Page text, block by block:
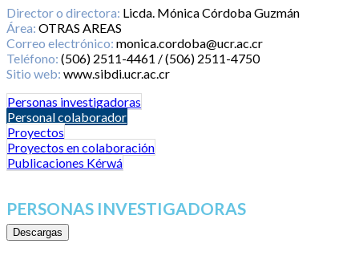
Director o directora: Licda. Mónica Córdoba Guzmán
Área: OTRAS AREAS
Correo electrónico: monica.cordoba@ucr.ac.cr
Teléfono: (506) 2511-4461 / (506) 2511-4750
Sitio web: www.sibdi.ucr.ac.cr
Personas investigadoras
Personal colaborador
Proyectos
Proyectos en colaboración
Publicaciones Kérwá
PERSONAS INVESTIGADORAS
Descargas